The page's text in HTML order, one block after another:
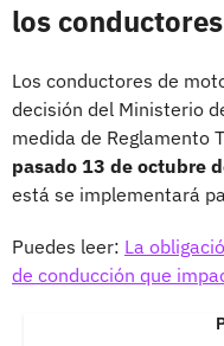
los
Los conductores de
decisión del Ministerio
medida de Reglamento
pasado 13 de octubre
está se implementará
Puedes leer: La
de conducción que